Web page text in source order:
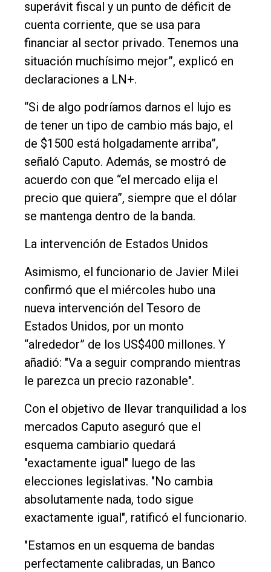
superávit fiscal y un punto de déficit de
cuenta corriente, que se usa para
financiar al sector privado. Tenemos una
situación muchísimo mejor”, explicó en
declaraciones a LN+.
“Si de algo podríamos darnos el lujo es
de tener un tipo de cambio más bajo, el
de $1500 está holgadamente arriba”,
señaló Caputo. Además, se mostró de
acuerdo con que “el mercado elija el
precio que quiera”, siempre que el dólar
se mantenga dentro de la banda.
La intervención de Estados Unidos
Asimismo, el funcionario de Javier Milei
confirmó que el miércoles hubo una
nueva intervención del Tesoro de
Estados Unidos, por un monto
“alrededor” de los US$400 millones. Y
añadió: "Va a seguir comprando mientras
le parezca un precio razonable".
Con el objetivo de llevar tranquilidad a los
mercados Caputo aseguró que el
esquema cambiario quedará
"exactamente igual" luego de las
elecciones legislativas. "No cambia
absolutamente nada, todo sigue
exactamente igual", ratificó el funcionario.
"Estamos en un esquema de bandas
perfectamente calibradas, un Banco